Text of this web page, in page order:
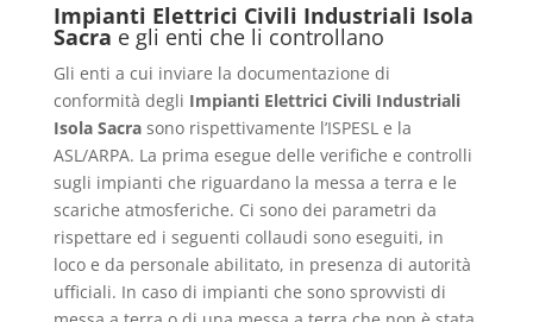
Impianti Elettrici Civili Industriali Isola
Sacra e gli enti che li controllano
Gli enti a cui inviare la documentazione di
conformità degli Impianti Elettrici Civili Industriali
Isola Sacrasono rispettivamente l’ISPESL e la
ASL/ARPA. La prima esegue delle verifiche e controlli
sugli impianti che riguardano la messa a terra e le
scariche atmosferiche. Ci sono dei parametri da
rispettare ed i seguenti collaudi sono eseguiti, in
loco e da personale abilitato, in presenza di autorità
ufficiali. In caso di impianti che sono sprovvisti di